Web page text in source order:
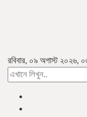
রবিবার, ০৯ অগাস্ট ২০২৬,